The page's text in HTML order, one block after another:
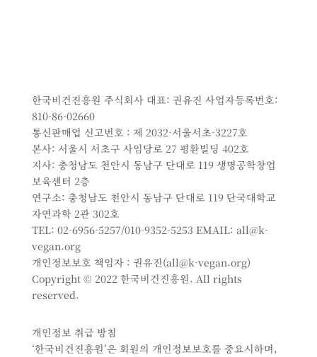
한국비건진흥원 주식회사 대표: 권유진 사업자등록번호:
810-86-02660
통신판매업 신고번호 : 제 2032-서울서초-3227호
본사: 서울시 서초구 사임당로 27 평환빌딩 402호
지사: 충청남도 천안시 동남구 단대로 119 생명공학창업
보육센터 2층
연구소: 충청남도 천안시 동남구 단대로 119 단국대학교
자연과학 2관 302호
TEL: 02-6956-5257/010-9352-5253 EMAIL: all@k-
vegan.org
개인정보보호 책임자 : 권유진(all@k-vegan.org)
Copyright © 2022 한국비건진흥원. All rights
reserved.
개인정보 취급 방침
‘한국비건진흥원’은 회원의 개인정보보호를 중요시하며,